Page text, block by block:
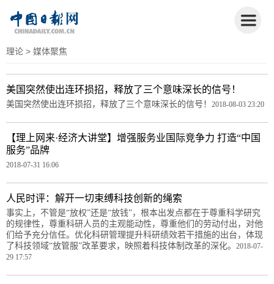
理论 > 媒体聚焦
美国突然使出连环损招，释放了三个意味深长的信号！
美国突然使出连环损招，释放了三个意味深长的信号！ 2018-08-03 23:20
【理上网来·经济大讲堂】增强服务业国际竞争力 打造“中国
服务”品牌
2018-07-31 16:06
人民时评：解开一切束缚科技创新的绳索
事实上，不管是“放权”还是“放钱”，根本出发点都在于尊重科学研究
的规律性，尊重科研人员的主观能动性，尊重他们的劳动付出，对他
们给予充分信任。优化科研管理提升科研绩效若干措施的出台，体现
了科技领域“放管服”改革要求，映照着科技体制改革的深化。 2018-07-
29 17:57